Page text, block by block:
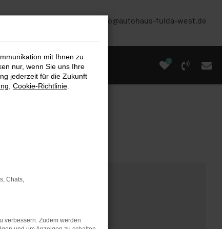
info@autohaus-fulda-west.de
0
mit Ihnen zu
nur, wenn Sie uns Ihre
jederzeit für die Zukunft
Cookie-Richtlinie
Chats,
verbessern. Zudem werden